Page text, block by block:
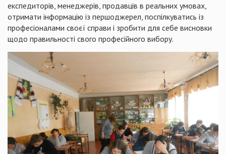
експедиторів, менеджерів, продавців в реальних умовах,
отримати інформацію із першоджерел, поспілкуватись із
професіоналами своєї справи і зробити для себе висновки
щодо правильності свого професійного вибору.